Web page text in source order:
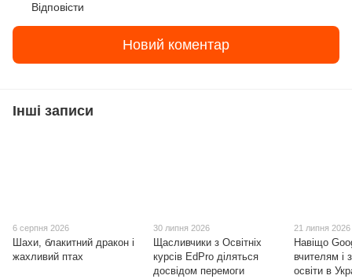
Відповісти
Новий коментар
Інші записи
6 серпня 2026
Шахи, блакитний дракон і
жахливий птах
30 липня 2026
Щасливчики з Освітніх
курсів EdPro діляться
досвідом перемоги
21 липня 2026
Навіщо
вчителям і
освіти в